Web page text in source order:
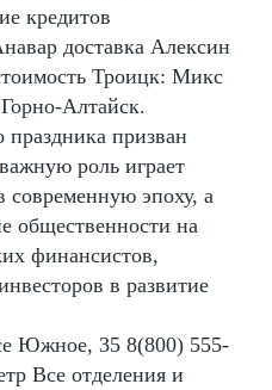
кредитов
доставка Алексин
Троицк: Микс
Алтайск.
праздника призван
роль играет
современную эпоху, а
общественности на
финансистов,
в развитие
Южное, 35 8(800) 555-
Все отделения и